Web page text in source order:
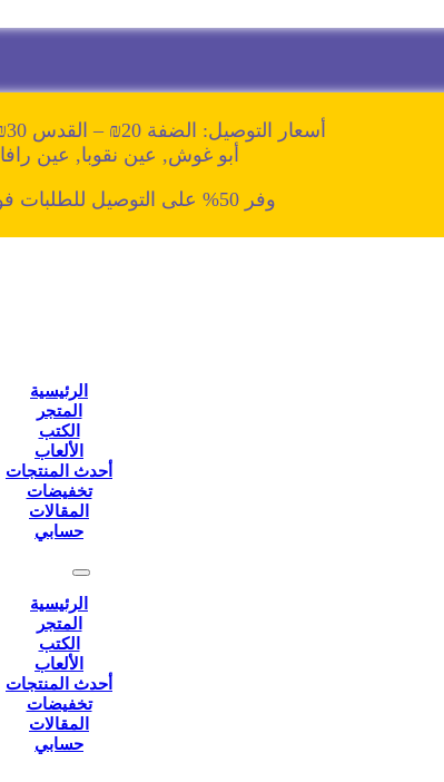
أسعار التوصيل: الضفة 20₪ – القدس 30₪ – الداخل 70₪
أبو غوش, عين نقوبا, عين رافا 45₪
وفر 50% على التوصيل للطلبات فوق 987₪
الرئيسية
المتجر
الكتب
الألعاب
أحدث المنتجات
تخفيضات
المقالات
حسابي
الرئيسية
المتجر
الكتب
الألعاب
أحدث المنتجات
تخفيضات
المقالات
حسابي